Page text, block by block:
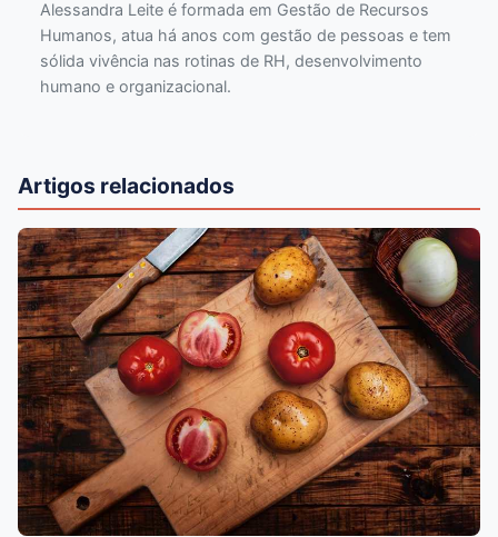
Alessandra Leite é formada em Gestão de Recursos
Humanos, atua há anos com gestão de pessoas e tem
sólida vivência nas rotinas de RH, desenvolvimento
humano e organizacional.
Artigos relacionados